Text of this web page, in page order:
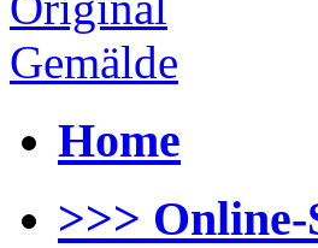
Home
>>> Online-